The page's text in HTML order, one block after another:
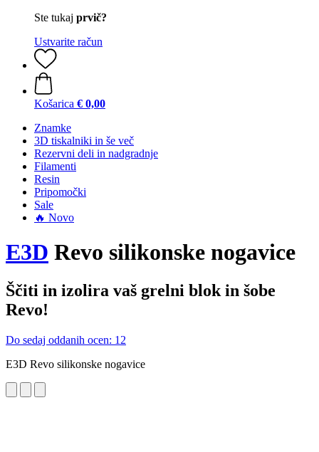
Ste tukaj prvič?
Ustvarite račun
Košarica € 0,00
Znamke
3D tiskalniki in še več
Rezervni deli in nadgradnje
Filamenti
Resin
Pripomočki
Sale
🔥 Novo
E3D Revo silikonske nogavice
Ščiti in izolira vaš grelni blok in šobe
Revo!
Do sedaj oddanih ocen: 12
E3D Revo silikonske nogavice